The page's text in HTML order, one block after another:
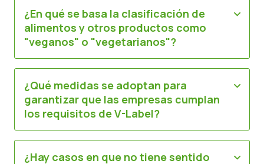
¿En qué se basa la clasificación de
alimentos y otros productos como
"veganos" o "vegetarianos"?
¿Qué medidas se adoptan para
garantizar que las empresas cumplan
los requisitos de V-Label?
¿Hay casos en que no tiene sentido